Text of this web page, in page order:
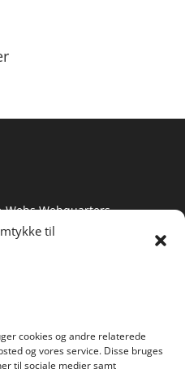
til
cookies og andre relaterede
og vores service. Disse bruges
til sociale medier samt
Webs Webquarters
2×2 m.
4 Dele
enhjørning